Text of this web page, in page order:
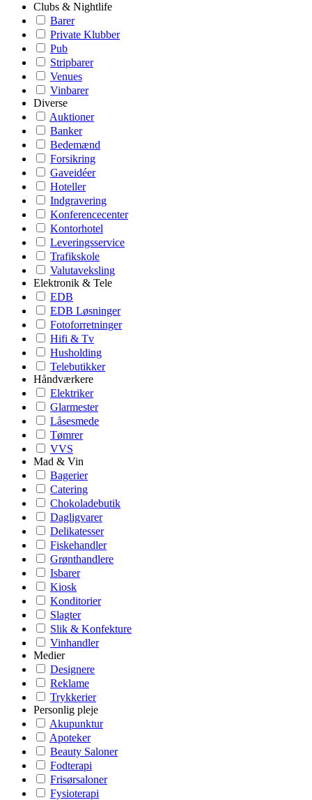
Clubs & Nightlife
Barer
Private Klubber
Pub
Stripbarer
Venues
Vinbarer
Diverse
Auktioner
Banker
Bedemænd
Forsikring
Gaveidéer
Hoteller
Indgravering
Konferencecenter
Kontorhotel
Leveringsservice
Trafikskole
Valutaveksling
Elektronik & Tele
EDB
EDB Løsninger
Fotoforretninger
Hifi & Tv
Husholding
Telebutikker
Håndværkere
Elektriker
Glarmester
Låsesmede
Tømrer
VVS
Mad & Vin
Bagerier
Catering
Chokoladebutik
Dagligvarer
Delikatesser
Fiskehandler
Grønthandlere
Isbarer
Kiosk
Konditorier
Slagter
Slik & Konfekture
Vinhandler
Medier
Designere
Reklame
Trykkerier
Personlig pleje
Akupunktur
Apoteker
Beauty Saloner
Fodterapi
Frisørsaloner
Fysioterapi